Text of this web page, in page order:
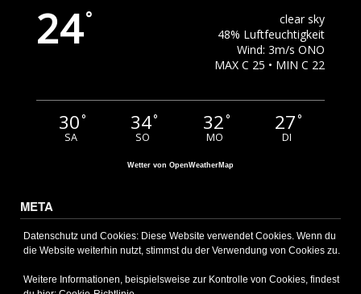
24°
clear sky
48% Luftfeuchtigkeit
Wind: 3m/s ONO
MAX C 25 • MIN C 22
30°
SA
34°
SO
32°
MO
27°
DI
Wetter von OpenWeatherMap
META
Anmelden
Eintrags-Feed
WordPress.org
Datenschutz und Cookies: Diese Website verwendet Cookies. Wenn du
die Website weiterhin nutzt, stimmst du der Verwendung von Cookies zu.
Weitere Informationen, beispielsweise zur Kontrolle von Cookies, findest